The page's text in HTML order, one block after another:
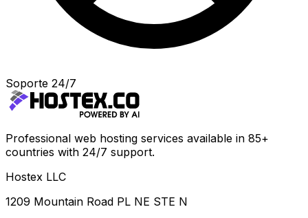
Soporte 24/7
Professional web hosting services available in 85+
countries with 24/7 support.
Hostex LLC
1209 Mountain Road PL NE STE N